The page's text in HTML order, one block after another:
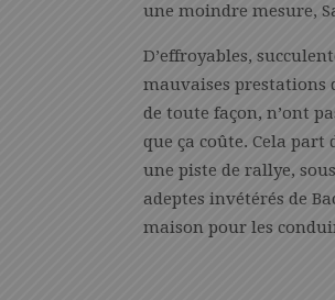
une moindre mesure,
D’effroyables,
mauvaises prestations
de toute façon, n’ont
que ça coûte. Cela
une piste de rallye,
adeptes invétérés de
maison pour les